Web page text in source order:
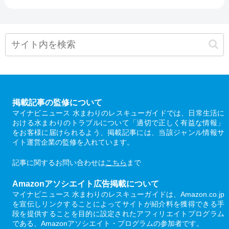
掲載記事の監修について
マイナビニュース 水まわりのレスキューガイドでは、日常生活に
おける水まわりのトラブルについて「適切で正しく有益な情報」
をお客様に届けられるよう、掲載記事には、当該ジャンル情報サ
イト運営企業の監修を入れています。
記事に関するお問い合わせはこちら まで
Amazonアソシエイト広告掲載について
マイナビニュース 水まわりのレスキューガイドは、Amazon.co.jp
を宣伝しリンクすることによってサイトが紹介料を獲得できる手
段を提供することを目的に設定されたアフィリエイトプログラム
である、Amazonアソシエイト・プログラムの参加者です。